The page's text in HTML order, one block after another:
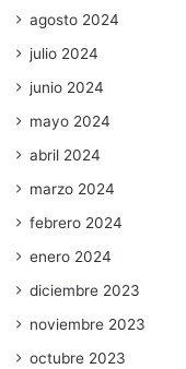
agosto 2024
julio 2024
junio 2024
mayo 2024
abril 2024
marzo 2024
febrero 2024
enero 2024
diciembre 2023
noviembre 2023
octubre 2023